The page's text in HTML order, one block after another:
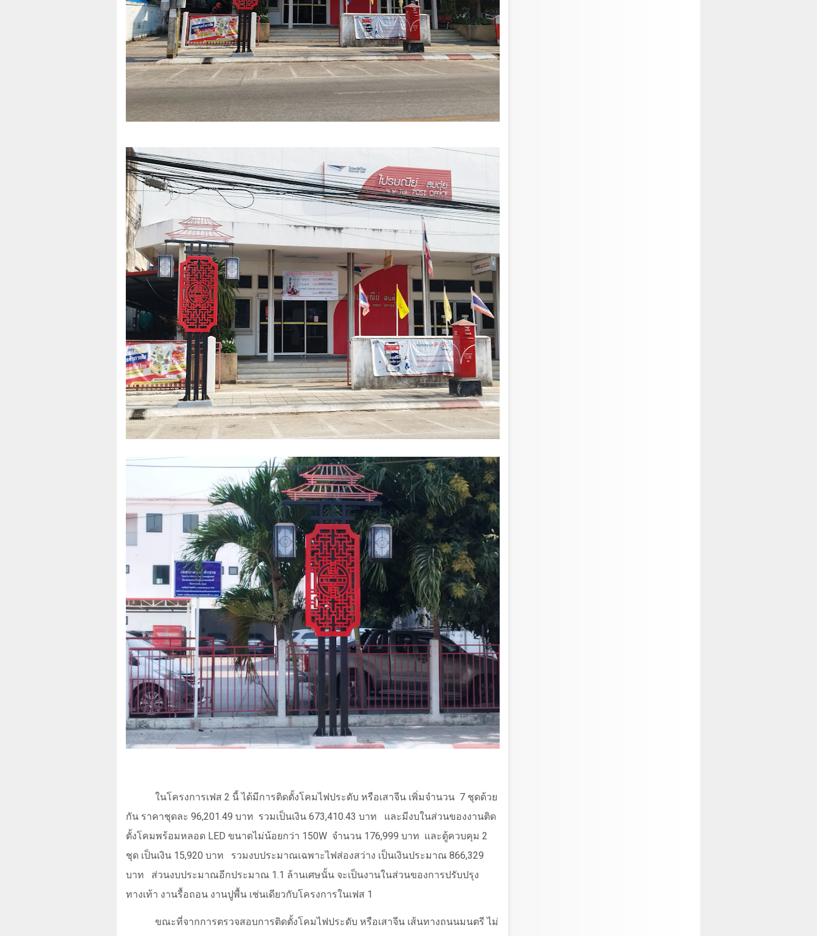
ในโครงการเฟส 2 นี้ ได้มีการติดตั้งโคมไฟประดับ หรือเสาจีน เพิ่มจำนวน 7 ชุดด้วย
กัน ราคาชุดละ 96,201.49 บาท รวมเป็นเงิน 673,410.43 บาท
และมีงบในส่วนของงานติด
ตั้งโคมพร้อมหลอด LED ขนาดไม่น้อยกว่า 150W จำนวน 176,999 บาท และตู้ควบคุม 2
ชุด เป็นเงิน 15,920 บาท รวมงบประมาณเฉพาะไฟส่องสว่าง เป็นเงินประมาณ 866,329
บาท
ส่วนงบประมาณอีกประมาณ 1.1 ล้านเศษนั้น จะเป็นงานในส่วนของการปรับปรุง
ทางเท้า งานรื้อถอน งานปูพื้น เช่นเดียวกับโครงการในเฟส 1
ขณะที่จากการตรวจสอบการติดตั้งโคมไฟประดับ หรือเสาจีน เส้นทางถนนมนตรี ไม่